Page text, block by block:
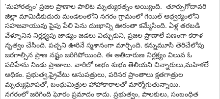
'మ‌హార‌త్నం' ప్రజల ప్రాణాల పాలిట మృత్యురత్నం అయ్యింది. తూర్పుగోదావ‌రి
జిల్లా మామిడికుదురు మండ‌లంలోని న‌గ‌రం గ్రామంలో గెయిల్ ఆధ్వ‌ర్యంలోని
స‌హ‌జ‌వాయువు పైపు పేలి పెను దుఃఖాన్ని ఊరంతా క‌మ్మేసింది. ఏళ్ల తరబడి
వేళ్ళూనిన నిర్లక్ష్యపు జాడ్యం జడలు విచ్చుకుని, ప్రజల ప్రాణాలే పణంగా కరాళ
నృత్వం చేసింది. పచ్చని ఊరినే స్మశానంగా మార్చింది. కన్నుమూసి తెరిచేలోపు
జరగాల్సిన ప్రాణ నష్టం జరిగిపోయింది. ఈ అతిదారుణ నిర్లక్ష్యం విలువ ఓ
పదిహేను నిండు ప్రాణాలు. వారిలో అభం శుభం తెలియని చిన్నారులు,మహిళలే
అధికం. ప్రభుత్వ‌,ప్రైవేటు ఆసుపత్రులు, పరిసర ప్రాంతాలు క్షతగాత్రుల
మృత్యుఘోషతో, బంధుమిత్రుల హాహాకారాలతో మార్మోగుతున్నాయి.
నగరంలో జరిగింది ఘోరం ప్రమాదం కాదు. ప్రభుత్వం, పాలకులు, సంబంధిత